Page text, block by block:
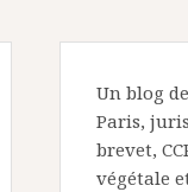
Un blog
Paris,
brevet,
végétale